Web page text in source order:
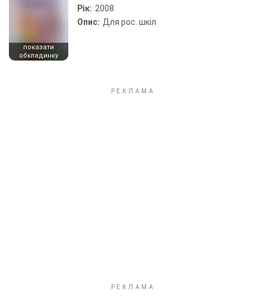
показати
обкладинку
Рік: 2008
Опис: Для рос. шкіл